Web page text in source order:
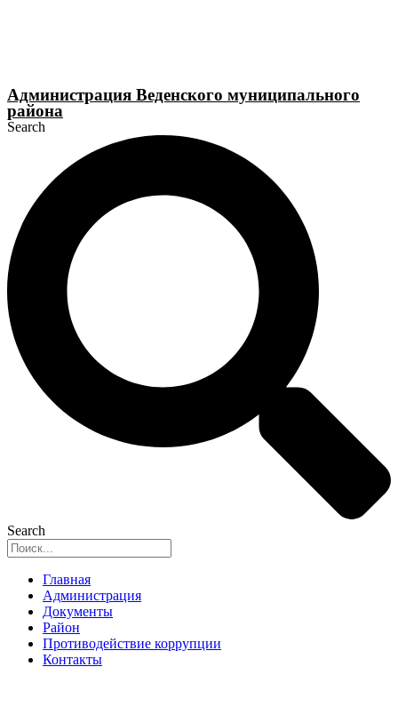
Администрация Веденского муниципального
района
Search
Search
Главная
Администрация
Документы
Район
Противодействие коррупции
Контакты